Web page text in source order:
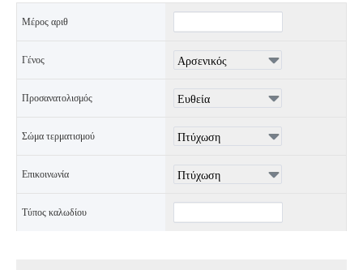
Μέρος αριθ
Γένος
Προσανατολισμός
Σώμα τερματισμού
Επικοινωνία
Τύπος καλωδίου